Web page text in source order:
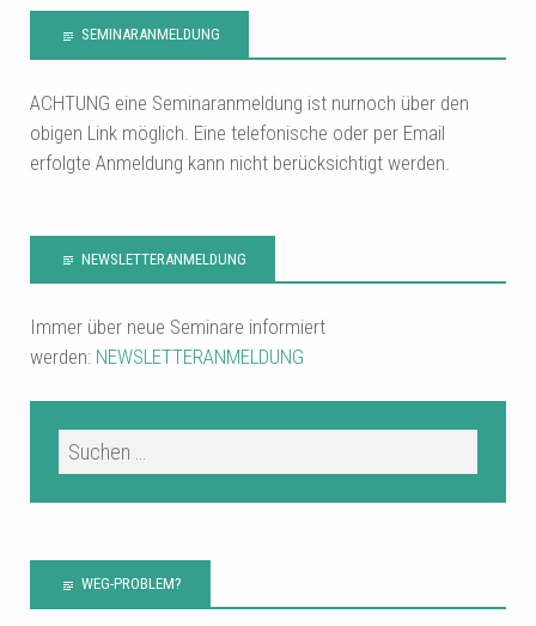
SEMINARANMELDUNG
ACHTUNG eine Seminaranmeldung ist nurnoch über den
obigen Link möglich. Eine telefonische oder per Email
erfolgte Anmeldung kann nicht berücksichtigt werden.
NEWSLETTERANMELDUNG
Immer über neue Seminare informiert
werden: NEWSLETTERANMELDUNG
WEG-PROBLEM?